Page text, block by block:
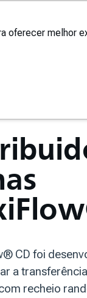
oferecer melhor
CD foi
a
recheio